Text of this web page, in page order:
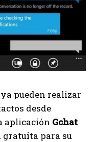
ya pueden realizar
desde
aplicación Gchat
gratuita para su